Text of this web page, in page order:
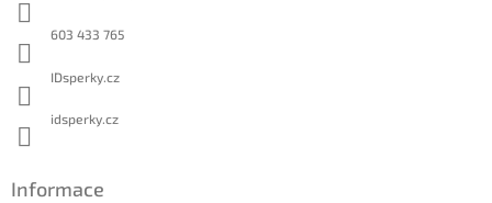
603 433 765
IDsperky.cz
idsperky.cz
Informace